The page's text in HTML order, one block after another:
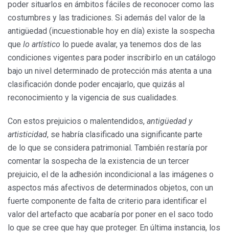
poder situarlos en ámbitos fáciles de reconocer como las
costumbres y las tradiciones. Si además del valor de la
antigüedad (incuestionable hoy en día) existe la sospecha
que lo artístico lo puede avalar, ya tenemos dos de las
condiciones vigentes para poder inscribirlo en un catálogo
bajo un nivel determinado de protección más atenta a una
clasificación donde poder encajarlo, que quizás al
reconocimiento y la vigencia de sus cualidades.
Con estos prejuicios o malentendidos, antigüedad y
artisticidad, se habría clasificado una significante parte
de lo que se considera patrimonial. También restaría por
comentar la sospecha de la existencia de un tercer
prejuicio, el de la adhesión incondicional a las imágenes o
aspectos más afectivos de determinados objetos, con un
fuerte componente de falta de criterio para identificar el
valor del artefacto que acabaría por poner en el saco todo
lo que se cree que hay que proteger. En última instancia, los